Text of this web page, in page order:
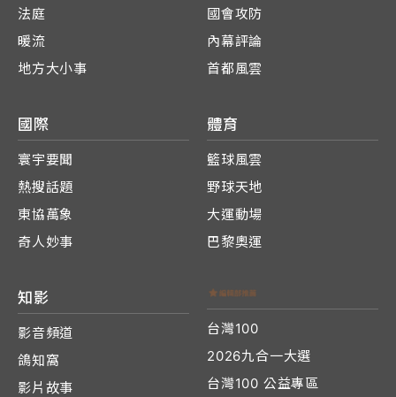
法庭
暖流
地方大小事
國會攻防
內幕評論
首都風雲
國際
寰宇要聞
熱搜話題
東協萬象
奇人妙事
體育
籃球風雲
野球天地
大運動場
巴黎奧運
知影
影音頻道
鴿知窩
影片故事
台灣100
2026九合一大選
台灣100 公益專區